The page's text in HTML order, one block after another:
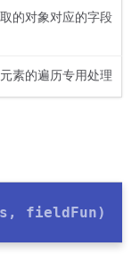
的对象对应的字段
素的遍历专用处理
fieldFun)